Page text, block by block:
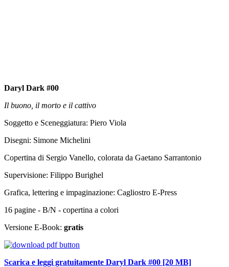
Daryl Dark #00
Il buono, il morto e il cattivo
Soggetto e Sceneggiatura: Piero Viola
Disegni: Simone Michelini
Copertina di Sergio Vanello, colorata da Gaetano Sarrantonio
Supervisione: Filippo Burighel
Grafica, lettering e impaginazione: Cagliostro E-Press
16 pagine - B/N - copertina a colori
Versione E-Book: gratis
Scarica e leggi gratuitamente Daryl Dark #00 [20 MB]